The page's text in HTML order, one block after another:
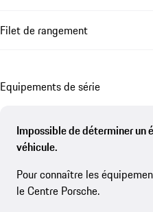
Filet de rangement
Equipements de série
Impossible de déterminer un
véhicule.
Pour connaître les
le Centre Porsche.